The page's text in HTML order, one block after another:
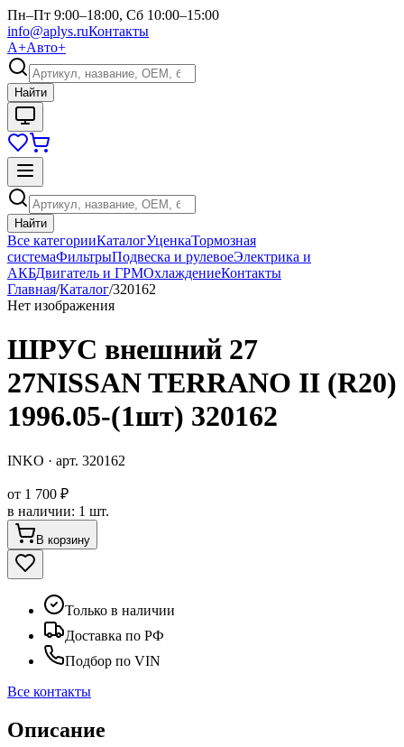
Пн–Пт 9:00–18:00, Сб 10:00–15:00
info@aplys.ruКонтакты
А+Авто+
Найти
Найти
Все категорииКаталогУценкаТормозная
системаФильтрыПодвеска и рулевоеЭлектрика и
АКБДвигатель и ГРМОхлаждениеКонтакты
Главная/Каталог/320162
Нет изображения
ШРУС внешний 27
27NISSAN TERRANO II (R20)
1996.05-(1шт) 320162
INKO · арт. 320162
от 1 700 ₽
в наличии: 1 шт.
В корзину
Только в наличии
Доставка по РФ
Подбор по VIN
Все контакты
Описание